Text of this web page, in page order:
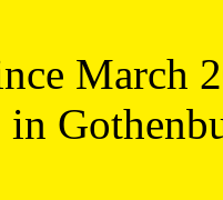
March